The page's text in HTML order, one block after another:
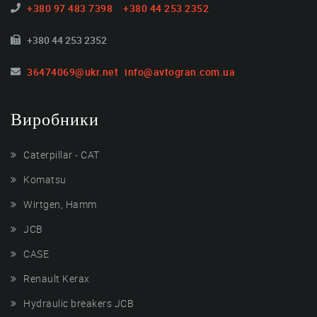
+380 97 483 7398 +380 44 253 2352
+380 44 253 2352
36474069@ukr.net info@avtogran.com.ua
Виробники
Caterpillar ‧ CAT
Komatsu
Wirtgen, Hamm
JCB
CASE
Renault Kerax
Hydraulic breakers JCB